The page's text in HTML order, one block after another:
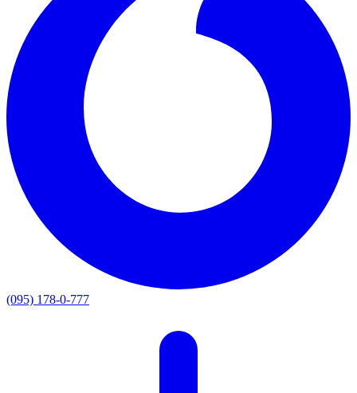
(095) 178-0-777